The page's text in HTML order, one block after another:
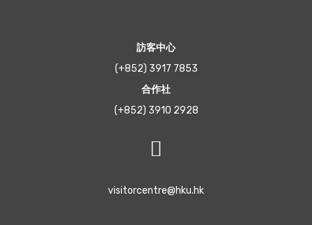
訪客中心
(+852) 3917 7853
合作社
(+852) 3910 2928
visitorcentre@hku.hk